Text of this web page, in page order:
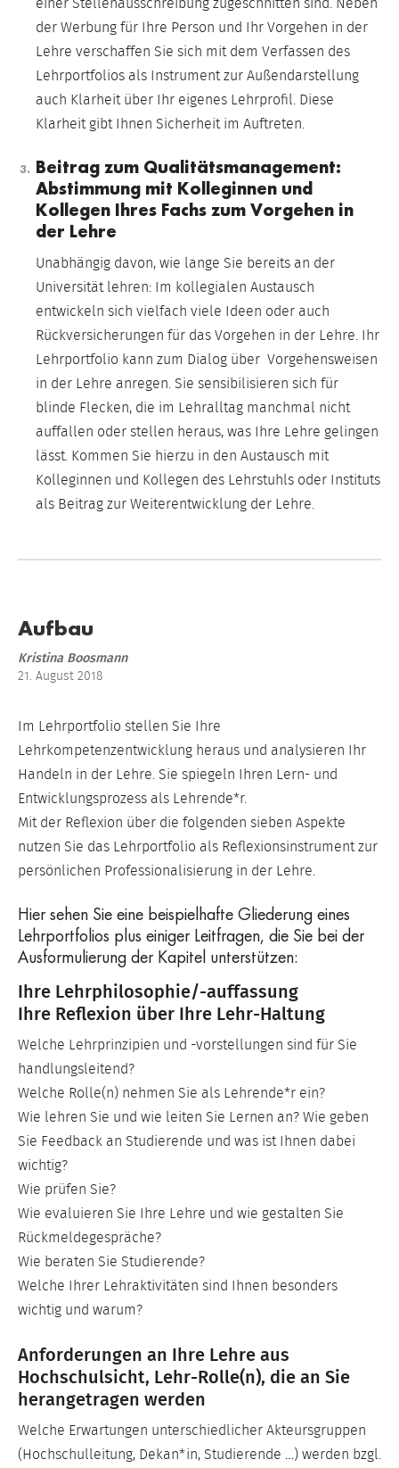
der Werbung für Ihre Person und Ihr Vorgehen in der
Lehre verschaffen Sie sich mit dem Verfassen des
Lehrportfolios als Instrument zur Außendarstellung
auch Klarheit über Ihr eigenes Lehrprofil. Diese
Klarheit gibt Ihnen Sicherheit im Auftreten.
Beitrag zum Qualitätsmanagement:
Abstimmung mit Kolleginnen und
Kollegen Ihres Fachs zum Vorgehen in
der Lehre
Unabhängig davon, wie lange Sie bereits an der
Universität lehren: Im kollegialen Austausch
entwickeln sich vielfach viele Ideen oder auch
Rückversicherungen für das Vorgehen in der Lehre. Ihr
Lehrportfolio kann zum Dialog über Vorgehensweisen
in der Lehre anregen. Sie sensibilisieren sich für
blinde Flecken, die im Lehralltag manchmal nicht
auffallen oder stellen heraus, was Ihre Lehre gelingen
lässt. Kommen Sie hierzu in den Austausch mit
Kolleginnen und Kollegen des Lehrstuhls oder Instituts
als Beitrag zur Weiterentwicklung der Lehre.
Aufbau
Kristina Boosmann
21. August 2018
Im Lehrportfolio stellen Sie Ihre
Lehrkompetenzentwicklung heraus und analysieren Ihr
Handeln in der Lehre. Sie spiegeln Ihren Lern- und
Entwicklungsprozess als Lehrende*r.
Mit der Reflexion über die folgenden sieben Aspekte
nutzen Sie das Lehrportfolio als Reflexionsinstrument zur
persönlichen Professionalisierung in der Lehre.
Hier sehen Sie eine beispielhafte Gliederung eines
Lehrportfolios plus einiger Leitfragen, die Sie bei der
Ausformulierung der Kapitel unterstützen:
Ihre Lehrphilosophie/-auffassung
Ihre Reflexion über Ihre Lehr-Haltung
Welche Lehrprinzipien und -vorstellungen sind für Sie
handlungsleitend?
Welche Rolle(n) nehmen Sie als Lehrende*r ein?
Wie lehren Sie und wie leiten Sie Lernen an? Wie geben
Sie Feedback an Studierende und was ist Ihnen dabei
wichtig?
Wie prüfen Sie?
Wie evaluieren Sie Ihre Lehre und wie gestalten Sie
Rückmeldegespräche?
Wie beraten Sie Studierende?
Welche Ihrer Lehraktivitäten sind Ihnen besonders
wichtig und warum?
Anforderungen an Ihre Lehre aus
Hochschulsicht, Lehr-Rolle(n), die an Sie
herangetragen werden
Welche Erwartungen unterschiedlicher Akteursgruppen
(Hochschulleitung, Dekan*in, Studierende …) werden bzgl.